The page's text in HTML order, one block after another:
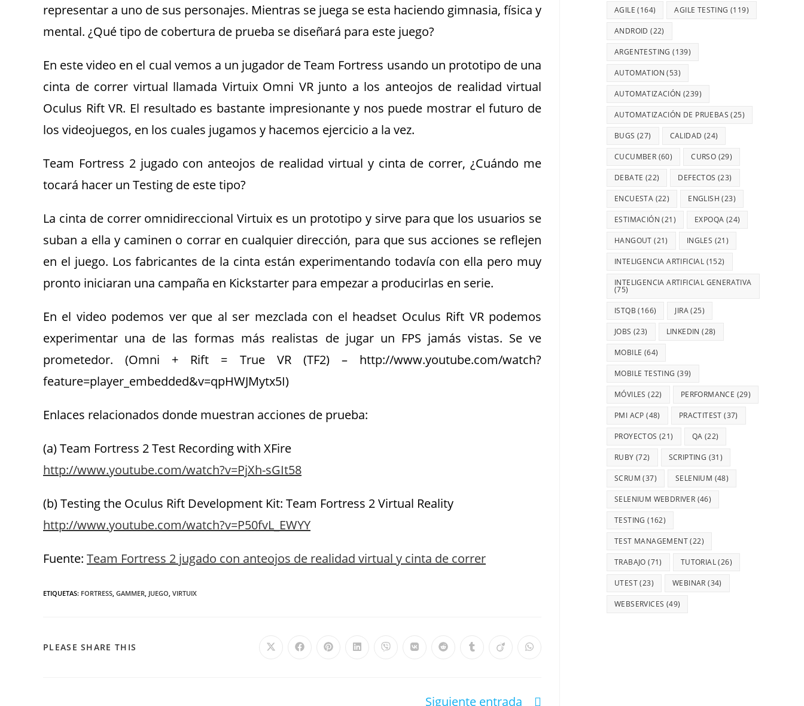
representar a uno de sus personajes. Mientras se juega se esta haciendo gimnasia, física y
mental. ¿Qué tipo de cobertura de prueba se diseñará para este juego?
En este video en el cual vemos a un jugador de Team Fortress usando un prototipo de una
cinta de correr virtual llamada Virtuix Omni VR junto a los anteojos de realidad virtual
Oculus Rift VR. El resultado es bastante impresionante y nos puede mostrar el futuro de
los videojuegos, en los cuales jugamos y hacemos ejercicio a la vez.
Team Fortress 2 jugado con anteojos de realidad virtual y cinta de correr, ¿Cuándo me
tocará hacer un Testing de este tipo?
La cinta de correr omnidireccional Virtuix es un prototipo y sirve para que los usuarios se
suban a ella y caminen o corrar en cualquier dirección, para que sus acciones se reflejen
en el juego. Los fabricantes de la cinta están experimentando todavía con ella pero muy
pronto iniciaran una campaña en Kickstarter para empezar a producirlas en serie.
En el video podemos ver que al ser mezclada con el headset Oculus Rift VR podemos
experimentar una de las formas más realistas de jugar un FPS jamás vistas. Se ve
prometedor. (Omni + Rift = True VR (TF2) – http://www.youtube.com/watch?
feature=player_embedded&v=qpHWJMytx5I)
Enlaces relacionados donde muestran acciones de prueba:
(a) Team Fortress 2 Test Recording with XFire
http://www.youtube.com/watch?v=PjXh-sGIt58
(b) Testing the Oculus Rift Development Kit: Team Fortress 2 Virtual Reality
http://www.youtube.com/watch?v=P50fvL_EWYY
Fuente: Team Fortress 2 jugado con anteojos de realidad virtual y cinta de correr
ETIQUETAS: FORTRESS, GAMMER, JUEGO, VIRTUIX
PLEASE SHARE THIS
Siguiente entrada
AGILE (164) AGILE TESTING (119)
ANDROID (22)
ARGENTESTING (139)
AUTOMATION (53)
AUTOMATIZACIÓN (239)
AUTOMATIZACIÓN DE PRUEBAS (25)
BUGS (27) CALIDAD (24)
CUCUMBER (60) CURSO (29)
DEBATE (22) DEFECTOS (23)
ENCUESTA (22) ENGLISH (23)
ESTIMACIÓN (21) EXPOQA (24)
HANGOUT (21) INGLES (21)
INTELIGENCIA ARTIFICIAL (152)
INTELIGENCIA ARTIFICIAL GENERATIVA
(75)
ISTQB (166) JIRA(25)
JOBS (23) LINKEDIN (28)
MOBILE (64)
MOBILE TESTING (39)
MÓVILES (22) PERFORMANCE (29)
PMI ACP (48) PRACTITEST (37)
PROYECTOS (21) QA (22)
RUBY (72) SCRIPTING (31)
SCRUM (37) SELENIUM (48)
SELENIUM WEBDRIVER (46)
TESTING (162)
TEST MANAGEMENT(22)
TRABAJO (71) TUTORIAL(26)
UTEST(23) WEBINAR (34)
WEBSERVICES (49)